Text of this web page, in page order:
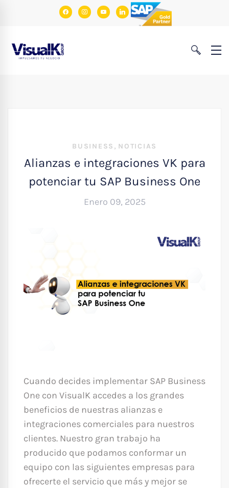
facebookinstagram
youtubelinkedin
BUSINESS , NOTICIAS
Alianzas e integraciones VK para
potenciar tu SAP Business One
Enero 09, 2025
Cuando decides implementar SAP Business
One con VisualK accedes a los grandes
beneficios de nuestras alianzas e
integraciones comerciales para nuestros
clientes. Nuestro gran trabajo ha
producido que podamos conformar un
equipo con las siguientes empresas para
ofrecerte el servicio que más y mejor se